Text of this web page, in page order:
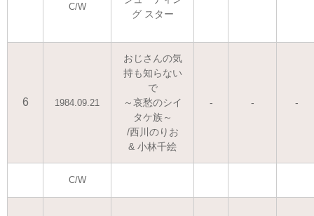
C/W
グ スター
6 1984.09.21
おじさんの気
持も知らない
で
～哀愁のシイ
タケ族～
/西川のりお
& 小林千絵
- - -
C/W